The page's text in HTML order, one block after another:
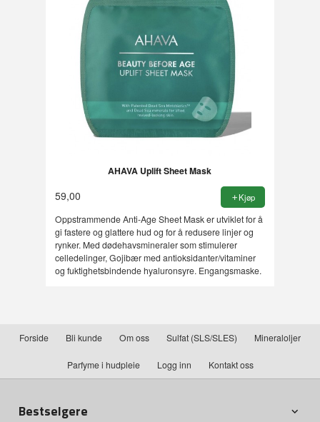
AHAVA Uplift Sheet Mask
59,00 Kjøp
Oppstrammende Anti-Age Sheet Mask er utviklet for å
gi fastere og glattere hud og for å redusere linjer og
rynker. Med dødehavsmineraler som stimulerer
celledelinger, Gojibær med antioksidanter/vitaminer
og fuktighetsbindende hyaluronsyre. Engangsmaske.
Forside Bli kunde Om oss Sulfat (SLS/SLES) Mineraloljer
Parfyme i hudpleie Logg inn Kontakt oss
Bestselgere